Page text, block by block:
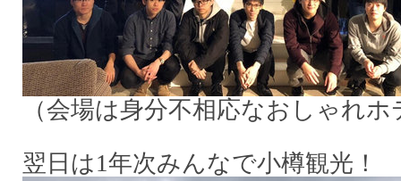
（会場は身分不相応なおしゃれ
翌日は1年次みんなで小樽観光！